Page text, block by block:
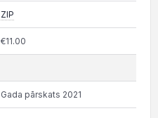
ZIP
€11.00
Gada pārskats 2021